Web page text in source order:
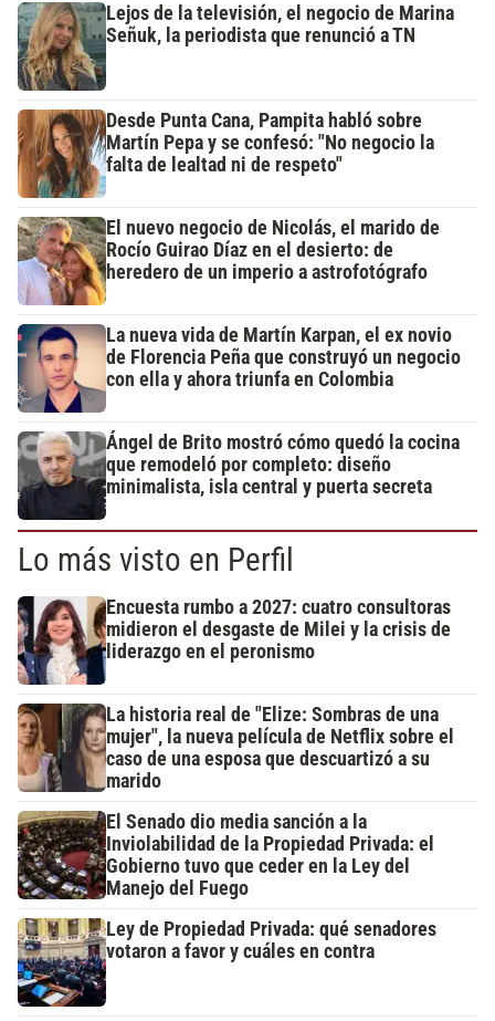
Lejos de la televisión, el negocio de Marina
Señuk, la periodista que renunció a TN
Desde Punta Cana, Pampita habló sobre
Martín Pepa y se confesó: "No negocio la
falta de lealtad ni de respeto"
El nuevo negocio de Nicolás, el marido de
Rocío Guirao Díaz en el desierto: de
heredero de un imperio a astrofotógrafo
La nueva vida de Martín Karpan, el ex novio
de Florencia Peña que construyó un negocio
con ella y ahora triunfa en Colombia
Ángel de Brito mostró cómo quedó la cocina
que remodeló por completo: diseño
minimalista, isla central y puerta secreta
Lo más visto en Perfil
Encuesta rumbo a 2027: cuatro consultoras
midieron el desgaste de Milei y la crisis de
liderazgo en el peronismo
La historia real de "Elize: Sombras de una
mujer", la nueva película de Netflix sobre el
caso de una esposa que descuartizó a su
marido
El Senado dio media sanción a la
Inviolabilidad de la Propiedad Privada: el
Gobierno tuvo que ceder en la Ley del
Manejo del Fuego
Ley de Propiedad Privada: qué senadores
votaron a favor y cuáles en contra